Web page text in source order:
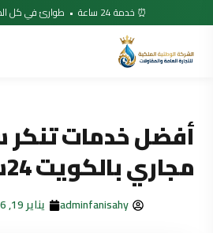
⏰ خدمة 24 ساعة • طوارئ في كل الكويت
أفضل خدمات
مجاري بالكويت 24ساعة
adminfanisahy يناير 19, 2026